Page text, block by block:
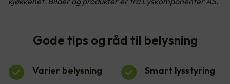
Gode tips og råd til belysning
Varier belysning Smart lysstyring